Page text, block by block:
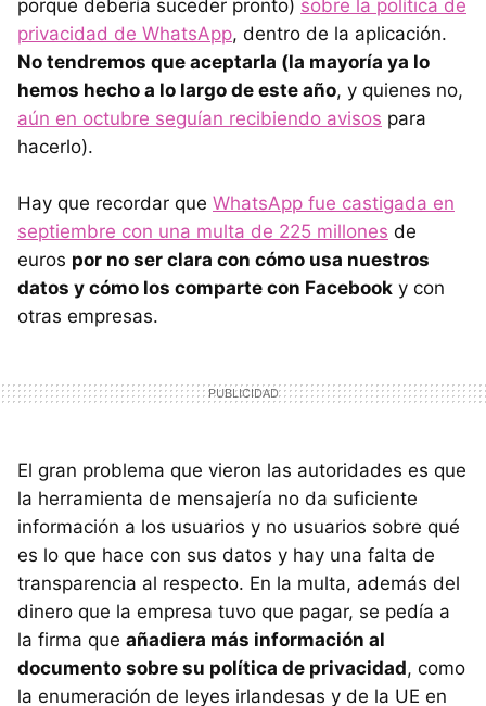
porque debería suceder pronto) sobre la política de
privacidad de WhatsApp, dentro de la aplicación.
No tendremos que aceptarla (la mayoría ya lo
hemos hecho a lo largo de este año, y quienes no,
aún en octubre seguían recibiendo avisos para
hacerlo).
Hay que recordar que WhatsApp fue castigada en
septiembre con una multa de 225 millones de
euros por no ser clara con cómo usa nuestros
datos y cómo los comparte con Facebook y con
otras empresas.
El gran problema que vieron las autoridades es que
la herramienta de mensajería no da suficiente
información a los usuarios y no usuarios sobre qué
es lo que hace con sus datos y hay una falta de
transparencia al respecto. En la multa, además del
dinero que la empresa tuvo que pagar, se pedía a
la firma que añadiera más información al
documento sobre su política de privacidad, como
la enumeración de leyes irlandesas y de la UE en